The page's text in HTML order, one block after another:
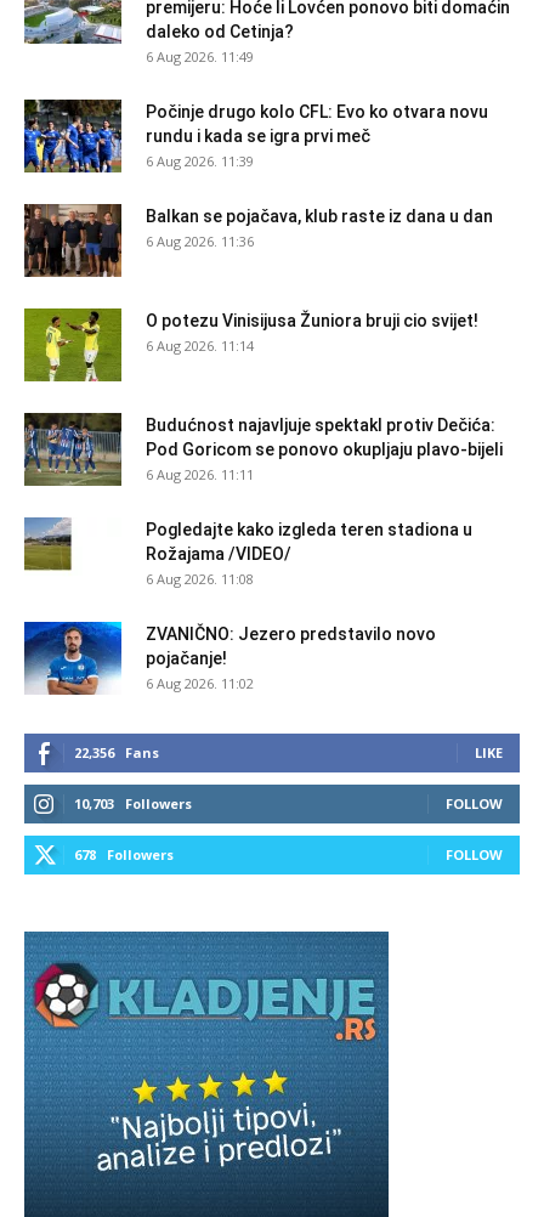
premijeru: Hoće li Lovćen ponovo biti domaćin
daleko od Cetinja?
6 Aug 2026. 11:49
Počinje drugo kolo CFL: Evo ko otvara novu
rundu i kada se igra prvi meč
6 Aug 2026. 11:39
Balkan se pojačava, klub raste iz dana u dan
6 Aug 2026. 11:36
O potezu Vinisijusa Žuniora bruji cio svijet!
6 Aug 2026. 11:14
Budućnost najavljuje spektakl protiv Dečića:
Pod Goricom se ponovo okupljaju plavo-bijeli
6 Aug 2026. 11:11
Pogledajte kako izgleda teren stadiona u
Rožajama /VIDEO/
6 Aug 2026. 11:08
ZVANIČNO: Jezero predstavilo novo
pojačanje!
6 Aug 2026. 11:02
22,356 Fans LIKE
10,703 Followers FOLLOW
678 Followers FOLLOW